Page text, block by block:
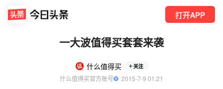
打开APP
一大波值得买套套来袭
什么值得买 关注
什么值得买官方账号
  2015-7-9 01:21